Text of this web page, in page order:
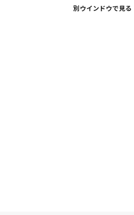
別ウインドウで見る